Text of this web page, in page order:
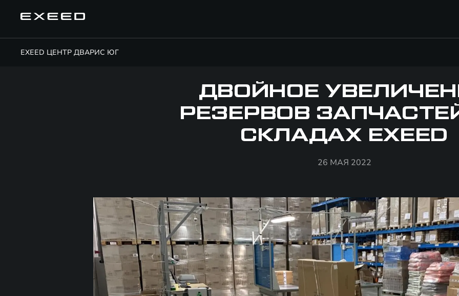
EXEED ЦЕНТР ДВАРИС ЮГ
ДВОЙНОЕ
РЕЗЕРВОВ
СКЛАДАХ EXEED
26 МАЯ 2022